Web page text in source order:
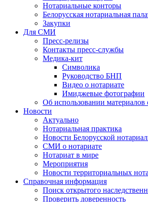
Нотариальные конторы
Белорусская нотариальная
Закупки
Для СМИ
Пресс-релизы
Контакты пресс-службы
Медика-кит
Символика
Руководство БНП
Видео о нотариате
Имиджевые фотографии
Об использовании материалов
Новости
Актуально
Нотариальная практика
Новости Белорусской
СМИ о нотариате
Нотариат в мире
Мероприятия
Новости территориальных
Справочная информация
Поиск открытого
Проверить доверенность